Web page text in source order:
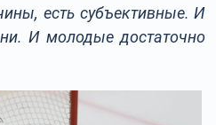
есть субъективные. И
И молодые достаточно